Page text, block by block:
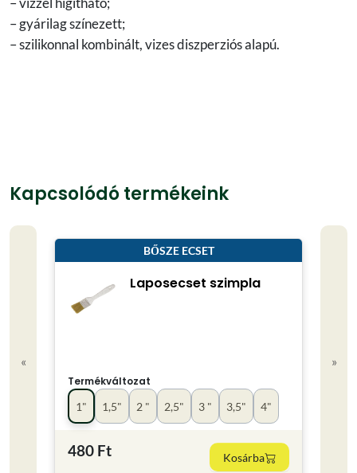
– gyárilag színezett;
– szilikonnal kombinált, vizes diszperziós alapú.
Kapcsolódó termékeink
«
BŐSZE ECSET
Laposecset szimpla
Termékváltozat
1"
1,5" 2 " 2,5" 3 " 3,5" 4"
480 Ft Kosárba
»